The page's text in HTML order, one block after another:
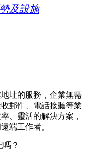
及設施
址的服務，企業無需
郵件、電話接聽等業
、靈活的解決方案，
端工作者。
？